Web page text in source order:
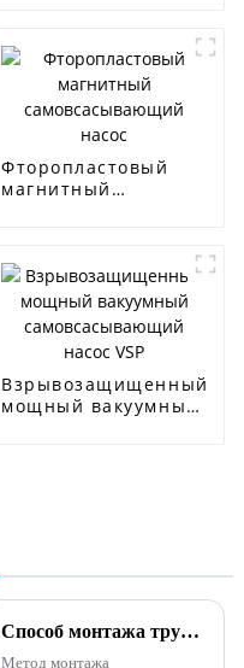
Фторопластовый
магнитный
Взрывозащищенный
мощный вакуумный
Способ монтажа трубопровода самовсасывающего канализационного насоса
Метод монтажа